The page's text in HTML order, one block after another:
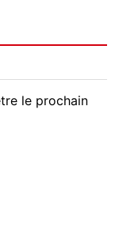
le prochain